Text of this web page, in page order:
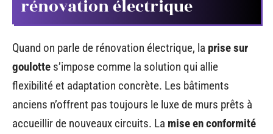
rénovation électrique
Quand on parle de rénovation électrique, la prise sur
goulotte s’impose comme la solution qui allie
flexibilité et adaptation concrète. Les bâtiments
anciens n’offrent pas toujours le luxe de murs prêts à
accueillir de nouveaux circuits. La mise en conformité